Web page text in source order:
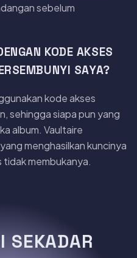
sebelum
KODE AKSES
SAYA?
kode akses
sehingga siapa pun yang
album. Vaultaire
menghasilkan kuncinya
tidak membukanya.
SEKADAR